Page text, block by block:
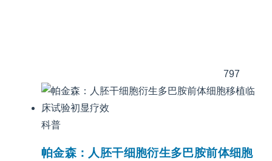
797
科普
帕金森：人胚干细胞衍生多巴胺前体细胞